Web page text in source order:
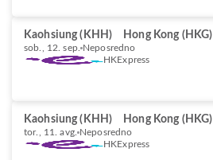
Kaohsiung (KHH) Hong Kong (HKG)
sob., 12. sep. Neposredno
HKExpress
Kaohsiung (KHH) Hong Kong (HKG)
tor., 11. avg. Neposredno
HKExpress